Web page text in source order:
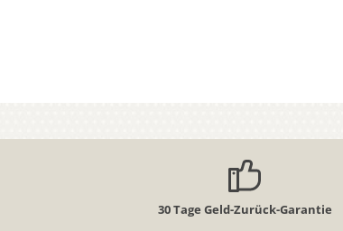
30 Tage Geld-Zurück-Garantie